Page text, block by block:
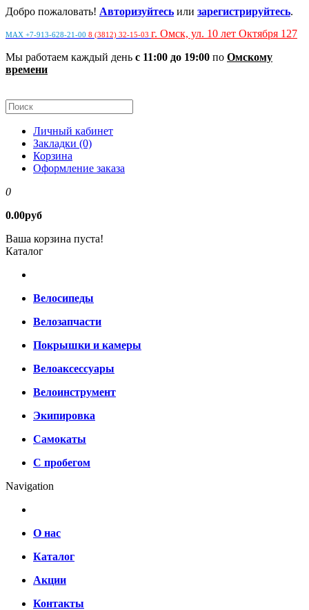
Добро пожаловать! Авторизуйтесь или зарегистрируйтесь.
MAX +7-913-628-21-00 8 (3812) 32-15-03 г. Омск, ул. 10 лет Октября 127
Мы работаем каждый день с 11:00 до 19:00 по Омскому
времени
Личный кабинет
Закладки (0)
Корзина
Оформление заказа
0
0.00руб
Ваша корзина пуста!
Каталог
Велосипеды
Велозапчасти
Покрышки и камеры
Велоаксессуары
Велоинструмент
Экипировка
Самокаты
С пробегом
Navigation
О нас
Каталог
Акции
Контакты